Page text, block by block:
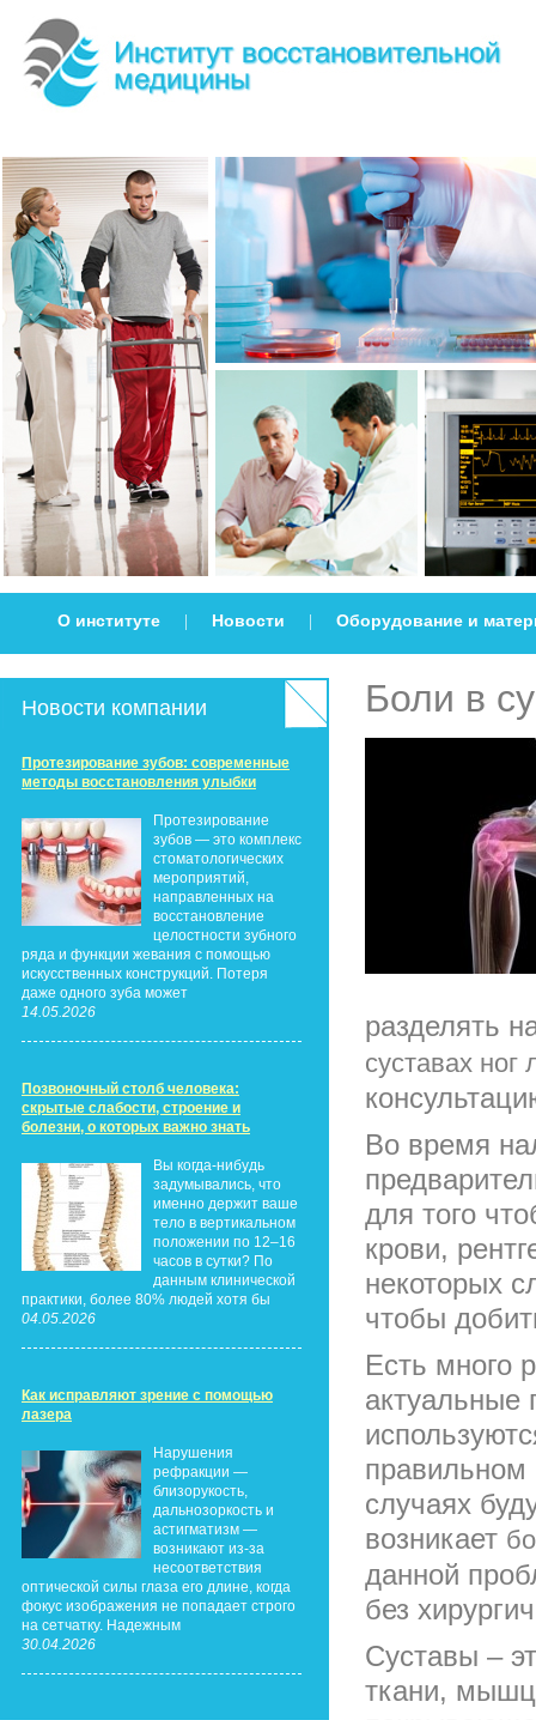
О институте Новости Оборудование и
Новости компании
Протезирование зубов: современные
методы восстановления улыбки
Протезирование
зубов — это комплекс
стоматологических
мероприятий,
направленных на
восстановление
целостности зубного
ряда и функции жевания с помощью
искусственных конструкций. Потеря
даже одного зуба может
14.05.2026
Позвоночный столб человека:
скрытые слабости, строение и
болезни, о которых важно знать
Вы когда-нибудь
задумывались, что
именно держит ваше
тело в вертикальном
положении по 12–16
часов в сутки? По
данным клинической
практики, более 80% людей хотя бы
04.05.2026
Как исправляют зрение с помощью
лазера
Нарушения
рефракции —
близорукость,
дальнозоркость и
астигматизм —
возникают из-за
несоответствия
оптической силы глаза его длине, когда
фокус изображения не попадает строго
на сетчатку. Надежным
30.04.2026
Боли в
разделять
суставах ног
Во время
для того
крови,
некоторых
чтобы
Есть много
актуальные
правильном
случаях
возникает
данной
без
Суставы –
ткани,